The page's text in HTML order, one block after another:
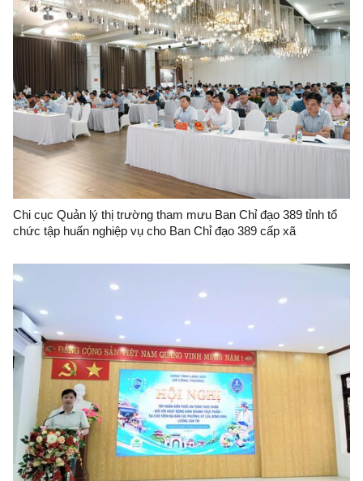
Chi cục Quản lý thị trường tham mưu Ban Chỉ đạo 389 tỉnh tổ
chức tập huấn nghiệp vụ cho Ban Chỉ đạo 389 cấp xã